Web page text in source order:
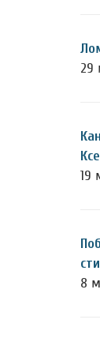
29
19
8